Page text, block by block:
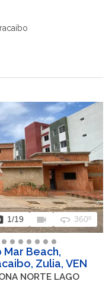
1/19 videocam 360 360º
Beach,
Zulia, VEN
NORTE LAGO